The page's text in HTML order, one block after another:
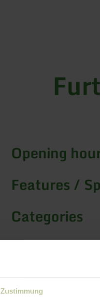
Zustimmung
Opening
Features /
Categories
Seating